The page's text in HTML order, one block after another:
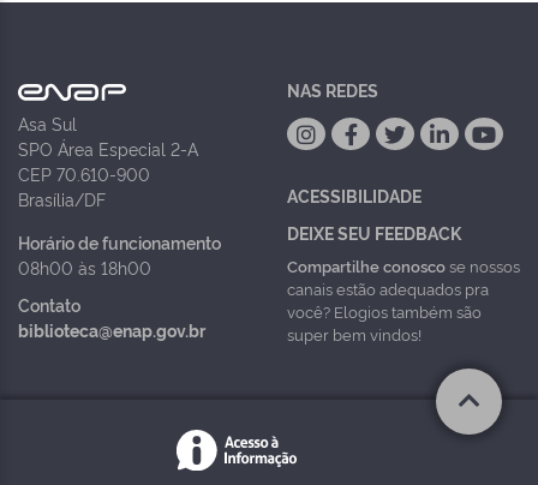
Asa Sul
SPO Área Especial 2-A
CEP 70.610-900
Brasília/DF
Horário de funcionamento
08h00 às 18h00
Contato
biblioteca@enap.gov.br
NAS REDES
ACESSIBILIDADE
DEIXE SEU FEEDBACK
Compartilhe conoscose nossos
canais estão adequados pra
você? Elogios também são
super bem vindos!